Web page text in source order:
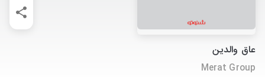
عاق والدین
Merat Group